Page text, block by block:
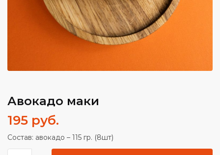
Авокадо маки
195 руб.
Состав: авокадо – 115 гр. (8шт)